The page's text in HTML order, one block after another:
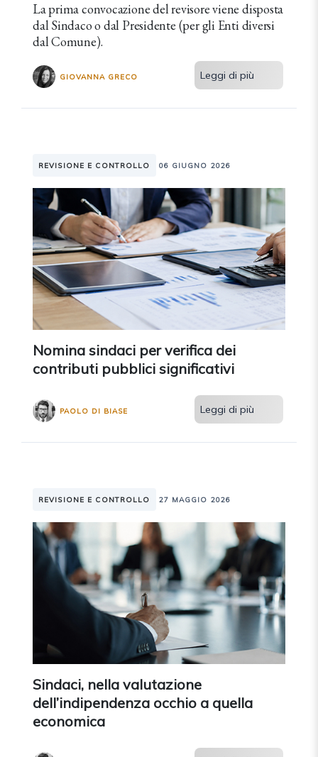
La prima convocazione del revisore viene disposta
dal Sindaco o dal Presidente (per gli Enti diversi
dal Comune).
GIOVANNA GRECO Leggi di più
REVISIONE E CONTROLLO 06 GIUGNO 2026
Nomina sindaci per verifica dei
contributi pubblici significativi
PAOLO DI BIASE Leggi di più
REVISIONE E CONTROLLO 27 MAGGIO 2026
Sindaci, nella valutazione
dell’indipendenza occhio a quella
economica